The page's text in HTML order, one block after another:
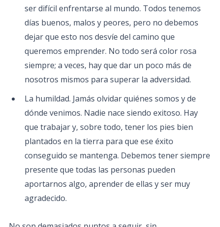
ser difícil enfrentarse al mundo. Todos tenemos
días buenos, malos y peores, pero no debemos
dejar que esto nos desvíe del camino que
queremos emprender. No todo será color rosa
siempre; a veces, hay que dar un poco más de
nosotros mismos para superar la adversidad.
La humildad. Jamás olvidar quiénes somos y de
dónde venimos. Nadie nace siendo exitoso. Hay
que trabajar y, sobre todo, tener los pies bien
plantados en la tierra para que ese éxito
conseguido se mantenga. Debemos tener siempre
presente que todas las personas pueden
aportarnos algo, aprender de ellas y ser muy
agradecido.